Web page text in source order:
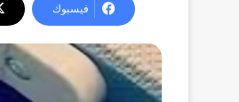
فيسبوك